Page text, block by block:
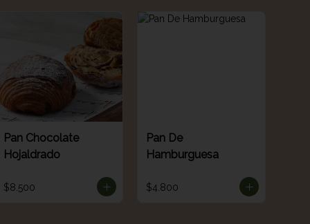
Pan Chocolate
Hojaldrado
$8.500
Pan De
Hamburguesa
$4.800